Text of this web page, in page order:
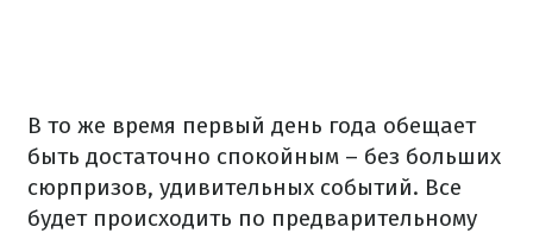
В то же время первый день года обещает
быть достаточно спокойным – без больших
сюрпризов, удивительных событий. Все
будет происходить по предварительному